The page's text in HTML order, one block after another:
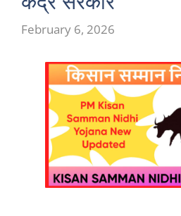
February 6, 2026